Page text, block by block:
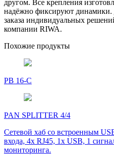
другом. Все крепления
надёжно фиксируют динамики.
заказа индивидуальных
компании RIWA.
Похожие продукты
PB 16-C
PAN SPLITTER 4/4
Сетевой хаб со встроенным
входа, 4x RJ45, 1x USB, 1
мониторинга.